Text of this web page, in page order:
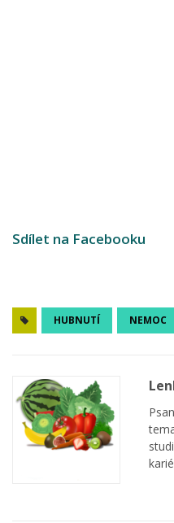
Sdílet na Facebooku
HUBNUTÍ NEMOC